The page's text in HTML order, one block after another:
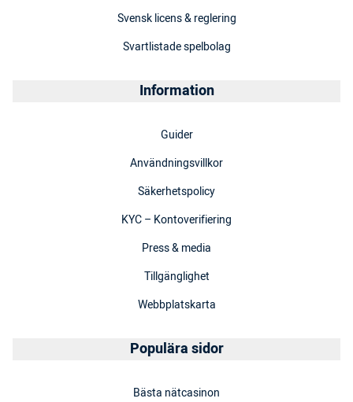
Svensk licens & reglering
Svartlistade spelbolag
Information
Guider
Användningsvillkor
Säkerhetspolicy
KYC – Kontoverifiering
Press & media
Tillgänglighet
Webbplatskarta
Populära sidor
Bästa nätcasinon